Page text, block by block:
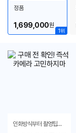
릭스 /
출시가: 168,000원
1위
정품
1,699,000원
인화방식부터 촬영팁까지